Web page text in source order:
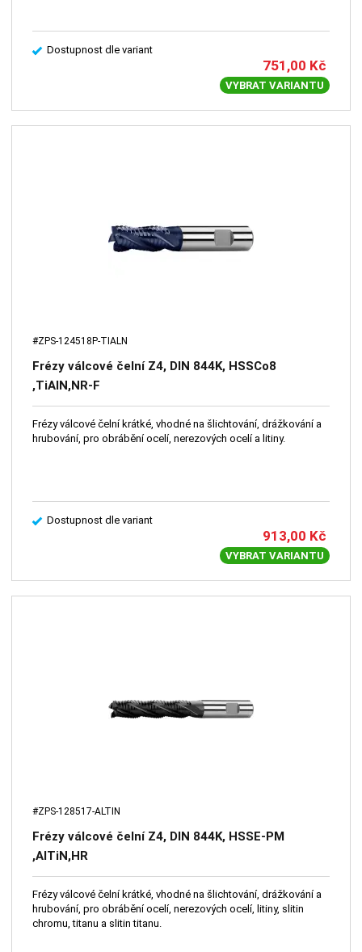
Dostupnost dle variant
751,00 Kč
VYBRAT VARIANTU
#ZPS-124518P-TIALN
Frézy válcové čelní Z4, DIN 844K, HSSCo8
,TiAlN,NR-F
Frézy válcové čelní krátké, vhodné na šlichtování, drážkování a
hrubování, pro obrábění ocelí, nerezových ocelí a litiny.
Dostupnost dle variant
913,00 Kč
VYBRAT VARIANTU
#ZPS-128517-ALTIN
Frézy válcové čelní Z4, DIN 844K, HSSE-PM
,AlTiN,HR
Frézy válcové čelní krátké, vhodné na šlichtování, drážkování a
hrubování, pro obrábění ocelí, nerezových ocelí, litiny, slitin
chromu, titanu a slitin titanu.